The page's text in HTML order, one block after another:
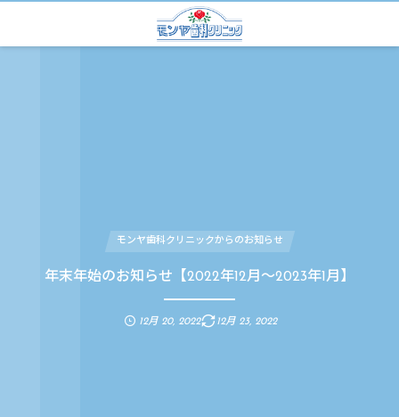
モンヤ歯科クリニックからのお知らせ
年末年始のお知らせ【2022年12月～2023年1月】
12月 20, 2022 12月 23, 2022